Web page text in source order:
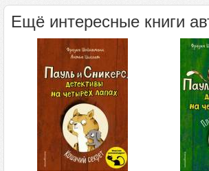
Ещё интересные книги